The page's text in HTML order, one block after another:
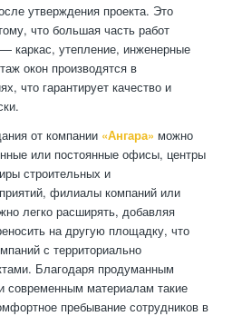
утверждения проекта. Это
что большая часть работ
каркас, утепление, инженерные
окон производятся в
что гарантирует качество и
от компании «Ангара» можно
или постоянные офисы, центры
строительных и
филиалы компаний или
легко расширять, добавляя
на другую площадку, что
с территориально
Благодаря продуманным
материалам такие
пребывание сотрудников в